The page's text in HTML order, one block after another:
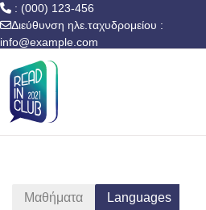
: (000) 123-456
Διεύθυνση ηλε.ταχυδρομείου :
info@example.com
Μαθήματα Languages